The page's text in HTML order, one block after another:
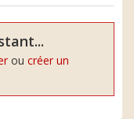
ou créer un